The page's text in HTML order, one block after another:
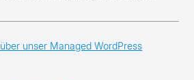
über unser Managed WordPress